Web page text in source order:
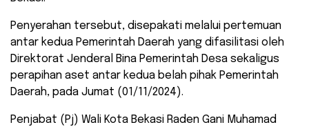
Penyerahan tersebut, disepakati melalui pertemuan
antar kedua Pemerintah Daerah yang difasilitasi oleh
Direktorat Jenderal Bina Pemerintah Desa sekaligus
perapihan aset antar kedua belah pihak Pemerintah
Daerah, pada Jumat (01/11/2024).
Penjabat (Pj) Wali Kota Bekasi Raden Gani Muhamad